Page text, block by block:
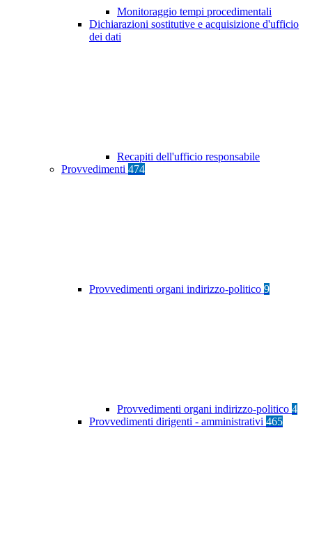
Monitoraggio tempi procedimentali
Dichiarazioni sostitutive e acquisizione d'ufficio
dei dati
Recapiti dell'ufficio responsabile
Provvedimenti 474
Provvedimenti organi indirizzo-politico 9
Provvedimenti organi indirizzo-politico 4
Provvedimenti dirigenti - amministrativi 465